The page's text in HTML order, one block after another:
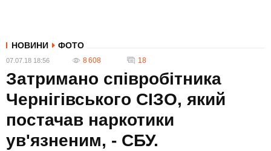
НОВИНИ ФОТО
07.07.18 18:56 8 608 18
Затримано співробітника
Чернігівського СІЗО, який
постачав наркотики
ув'язненим, - СБУ.